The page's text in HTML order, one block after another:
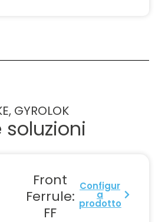
GYROLOK
soluzioni
Front
Ferrule:
FF
Configur
a
prodotto